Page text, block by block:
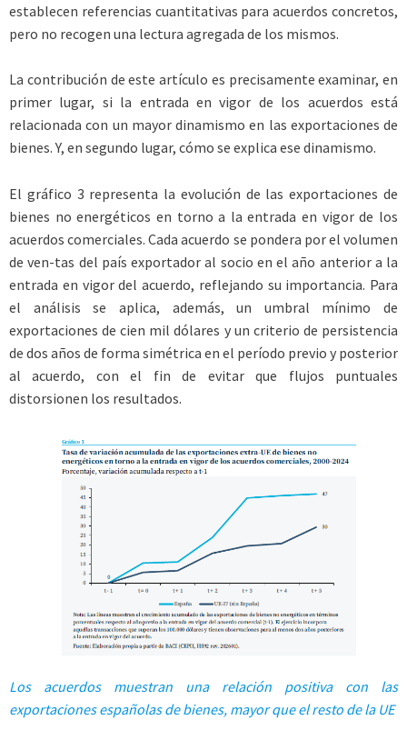
establecen referencias cuantitativas para acuerdos concretos,
pero no recogen una lectura agregada de los mismos.
La contribución de este artículo es precisamente examinar, en
primer lugar, si la entrada en vigor de los acuerdos está
relacionada con un mayor dinamismo en las exportaciones de
bienes. Y, en segundo lugar, cómo se explica ese dinamismo.
El gráfico 3 representa la evolución de las exportaciones de
bienes no energéticos en torno a la entrada en vigor de los
acuerdos comerciales. Cada acuerdo se pondera por el volumen
de ven-tas del país exportador al socio en el año anterior a la
entrada en vigor del acuerdo, reflejando su importancia. Para
el análisis se aplica, además, un umbral mínimo de
exportaciones de cien mil dólares y un criterio de persistencia
de dos años de forma simétrica en el período previo y posterior
al acuerdo, con el fin de evitar que flujos puntuales
distorsionen los resultados.
Los acuerdos muestran una relación positiva con las
exportaciones españolas de bienes, mayor que el resto de la UE